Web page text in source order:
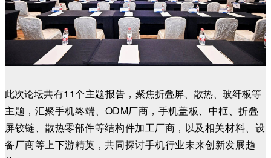
此次论坛共有11个主题报告， 聚焦折叠屏、散热、玻纤板等
主题，汇聚手机终端、ODM厂商，手机盖板、中框、折叠
屏铰链、散热零部件等结构件加工厂商，以及相关材料、设
备厂商等上下游精英，共同探讨手机行业未来创新发展趋